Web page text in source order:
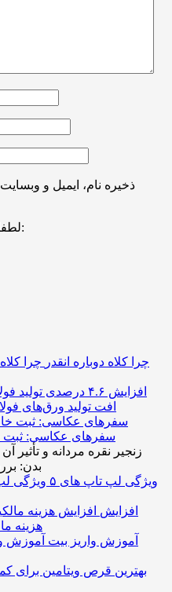
ذخیره نام، ایمیل و
لطفا پاسخ را به عدد انگلیسی وارد کنید:
چرا کلاه دوباره انقدر
افت تولید ورق‌های
سفرهای عکاسی: ثبت
زنجیر نقره مردانه و تأثیر
بدن:
۵ ویژگی لپ تاپ های
افزایش
هزینه
آموزش واریز بیت